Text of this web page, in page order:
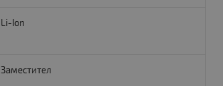
Li-Ion
Заместител